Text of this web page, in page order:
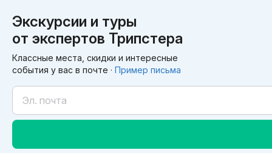
Экскурсии и туры
от экспертов Трипстера
Классные места, скидки и интересные
события у вас в почте · Пример письма